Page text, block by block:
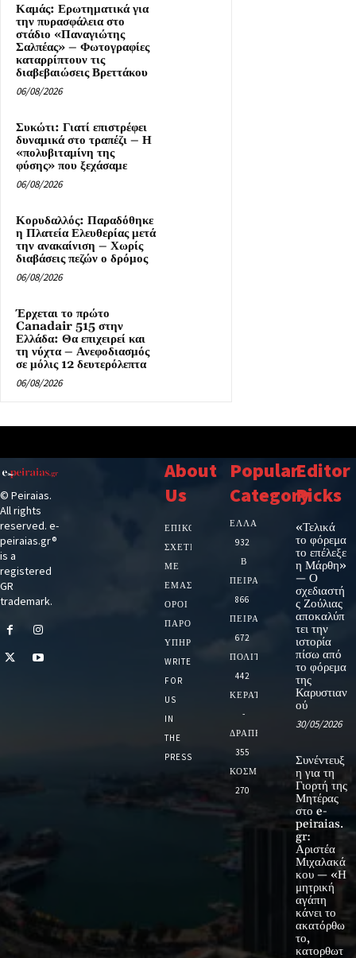
Καμάς: Ερωτηματικά για
την πυρασφάλεια στο
στάδιο «Παναγιώτης
Σαλπέας» – Φωτογραφίες
καταρρίπτουν τις
διαβεβαιώσεις Βρεττάκου
06/08/2026
Συκώτι: Γιατί επιστρέφει
δυναμικά στο τραπέζι – Η
«πολυβιταμίνη της
φύσης» που ξεχάσαμε
06/08/2026
Κορυδαλλός: Παραδόθηκε
η Πλατεία Ελευθερίας μετά
την ανακαίνιση – Χωρίς
διαβάσεις πεζών ο δρόμος
06/08/2026
Έρχεται το πρώτο
Canadair 515 στην
Ελλάδα: Θα επιχειρεί και
τη νύχτα – Ανεφοδιασμός
σε μόλις 12 δευτερόλεπτα
06/08/2026
© Peiraias.
All rights
reserved. e-
peiraias.gr®
is a
registered
GR
trademark.
About
Us
ΕΠΙΚΟΙΝΩΝΙΑ
ΣΧΕΤΙΚΆ
ΜΕ
ΕΜΆΣ
ΌΡΟΙ
ΠΑΡΟΧΉΣ
ΥΠΗΡΕΣΙΏΝ
WRITE
FOR
US
IN
THE
PRESS
Popular
Category
ΕΛΛΑΔΑ
932
Β
ΠΕΙΡΑΙΑ
866
ΠΕΙΡΑΙΑΣ
672
ΠΟΛΙΤΙΚΗ
442
ΚΕΡΑΤΣΙΝΙ
-
ΔΡΑΠΕΤΣΩΝΑ
355
ΚΟΣΜΟΣ
270
Editor
Picks
«Τελικά
το φόρεμα
το επέλεξε
η Μάρθη»
— Ο
σχεδιαστή
ς Ζούλιας
αποκαλύπ
τει την
ιστορία
πίσω από
το φόρεμα
της
Καρυστιαν
ού
30/05/2026
Συνέντευξ
η για τη
Γιορτή της
Μητέρας
στο e-
peiraias.
gr:
Αριστέα
Μιχαλακά
κου — «Η
μητρική
αγάπη
κάνει το
ακατόρθω
το,
κατορθωτ